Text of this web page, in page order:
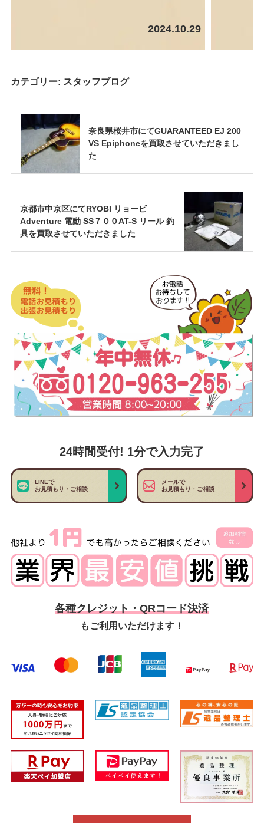
2024.10.29
カテゴリー: スタッフブログ
奈良県桜井市にてGUARANTEED EJ 200
VS Epiphoneを買取させていただきまし
た
京都市中京区にてRYOBI リョービ
Adventure 電動 SS７００AT-S リール 釣
具を買取させていただきました
24時間受付! 1分で入力完了
LINEで
お見積もり・ご相談
メールで
お見積もり・ご相談
各種クレジット・QRコード決済
もご利用いただけます！